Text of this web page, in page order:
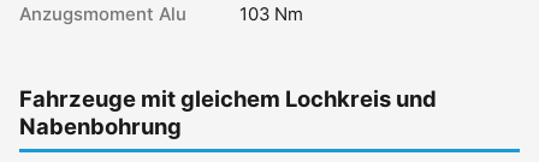
Anzugsmoment Alu 103 Nm
Fahrzeuge mit gleichem Lochkreis und
Nabenbohrung